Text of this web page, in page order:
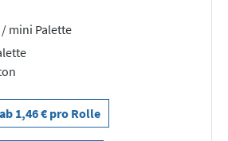
mini Palette
ab 1,46 € pro Rolle